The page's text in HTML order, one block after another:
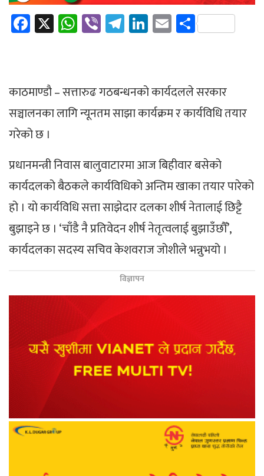
Facebook
X WhatsApp
ViberTelegram
LinkedIn
EmailShare
काठमाण्डाै – सत्तारुढ गठबन्धनको कार्यदलले सरकार
सञ्चालनका लागि न्यूनतम साझा कार्यक्रम र कार्यविधि तयार
गरेको छ ।
प्रधानमन्त्री निवास बालुवाटारमा आज बिहीवार बसेको
कार्यदलको बैठकले कार्यविधिको अन्तिम खाका तयार पारेको
हो । याे कार्यविधि सत्ता साझेदार दलका शीर्ष नेतालाई छिट्टै
बुझाइने छ । ‘चाँडै नै प्रतिवेदन शीर्ष नेतृत्वलाई बुझाउँछौँ’,
कार्यदलका सदस्य सचिव केशवराज जोशीले भन्नुभयो ।
विज्ञापन